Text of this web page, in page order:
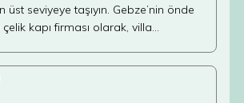
üst seviyeye taşıyın. Gebze’nin önde
kapı firması olarak, villa…